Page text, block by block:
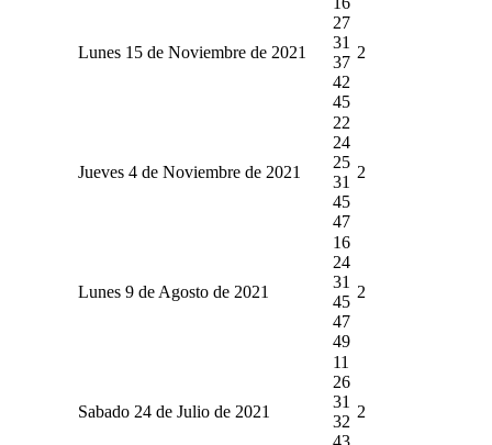
Lunes 15 de Noviembre de 2021
27
31
37
42
45
2
Jueves 4 de Noviembre de 2021
22
24
25
31
45
47
2
Lunes 9 de Agosto de 2021
16
24
31
45
47
49
2
Sabado 24 de Julio de 2021
11
26
31
32
43
2